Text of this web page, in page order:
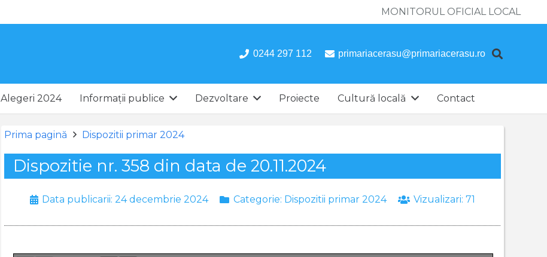
MONITORUL OFICIAL LOCAL
0244 297 112 primariacerasu@primariacerasu.ro
Alegeri 2024 Informații publice Dezvoltare Proiecte Cultură locală Contact
Prima pagină Dispozitii primar 2024
Dispozitie nr. 358 din data de 20.11.2024
Data publicarii:24 decembrie 2024 Categorie: Dispozitii primar 2024 Vizualizari:71